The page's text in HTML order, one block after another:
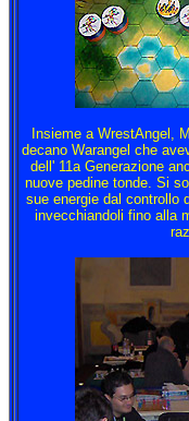
Insieme a WrestAngel,
decano Warangel che
dell' 11a Generazione
nuove pedine tonde. Si
sue energie dal controllo
invecchiandoli fino alla